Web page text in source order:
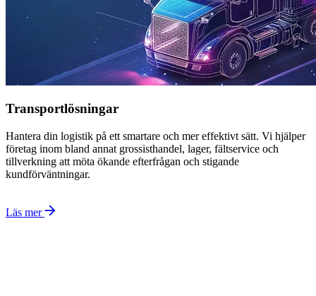
Transportlösningar
Hantera din logistik på ett smartare och mer effektivt sätt. Vi hjälper
företag inom bland annat grossisthandel, lager, fältservice och
tillverkning att möta ökande efterfrågan och stigande
kundförväntningar.
Läs mer